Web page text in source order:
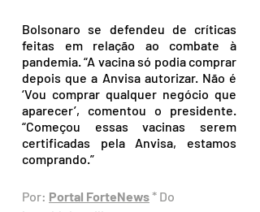
Bolsonaro se defendeu de críticas
feitas em relação ao combate à
pandemia. “A vacina só podia comprar
depois que a Anvisa autorizar. Não é
‘Vou comprar qualquer negócio que
aparecer’, comentou o presidente.
“Começou essas vacinas serem
certificadas pela Anvisa, estamos
comprando.”
Por: Portal ForteNews * Do